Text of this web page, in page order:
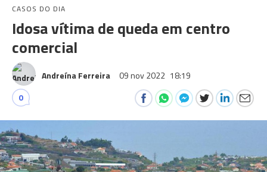
CASOS DO DIA
Idosa vítima de queda em centro
comercial
Andreína Ferreira 09 nov 2022 18:19
0